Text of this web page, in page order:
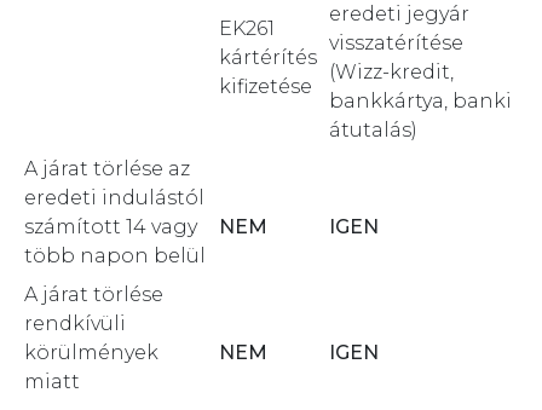
EK261
kártérítés
kifizetése
eredeti jegyár
visszatérítése
(Wizz-kredit,
bankkártya, banki
átutalás)
A járat törlése az
eredeti indulástól
számított 14 vagy
több napon belül
NEM IGEN
A járat törlése
rendkívüli
körülmények
miatt
NEM IGEN